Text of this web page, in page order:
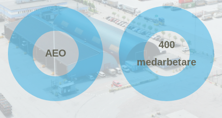
AEO
400
medarbetare